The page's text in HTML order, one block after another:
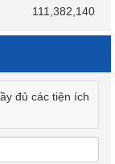
111,382,140
đủ các tiện ích